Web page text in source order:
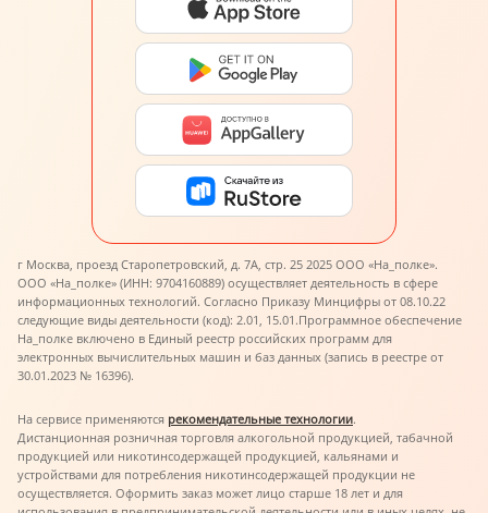
г Москва, проезд Старопетровский, д. 7А, стр. 25 2025 ООО «На_полке».
ООО «На_полке» (ИНН: 9704160889) осуществляет деятельность в сфере
информационных технологий. Согласно Приказу Минцифры от 08.10.22
следующие виды деятельности (код): 2.01, 15.01.Программное обеспечение
На_полке включено в Единый реестр российских программ для
электронных вычислительных машин и баз данных (запись в реестре от
30.01.2023 № 16396).
На сервисе применяются рекомендательные технологии.
Дистанционная розничная торговля алкогольной продукцией, табачной
продукцией или никотинсодержащей продукцией, кальянами и
устройствами для потребления никотинсодержащей продукции не
осуществляется. Оформить заказ может лицо старше 18 лет и для